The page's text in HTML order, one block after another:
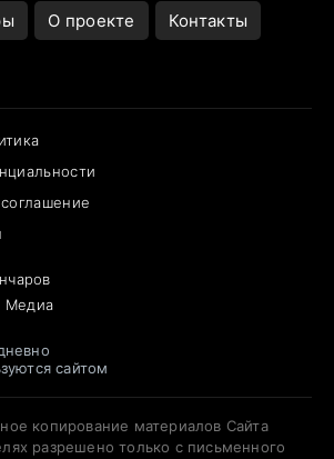
О проекте Контакты
Медиа
сайтом
копирование материалов Сайта
разрешено только с письменного